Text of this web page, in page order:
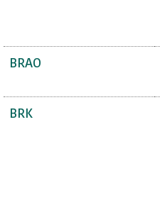
BRAO
BRK